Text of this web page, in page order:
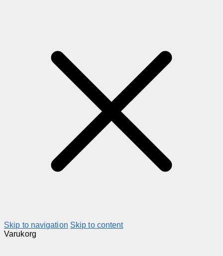
Skip to navigation Skip to content
Varukorg